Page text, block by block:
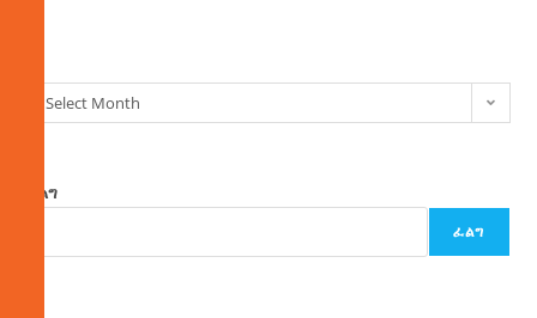
Select Month
ፈልግ
ፈልግ